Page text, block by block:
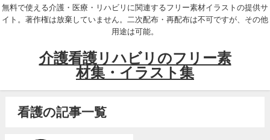
無料で使える介護・医療・リハビリに関連するフリー素材イラストの提供サ
イト。著作権は放棄していません。二次配布・再配布は不可ですが、その他
用途は可能。
介護看護リハビリのフリー素
材集・イラスト集
看護の記事一覧